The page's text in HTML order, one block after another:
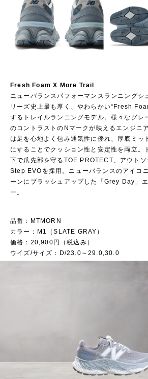
Fresh Foam X More Trail
ニューバランスパフォーマンスランニングシ
リーズ史上最も厚く、やわらかい“Fresh
するトレイルランニングモデル。様々なグレ
のコントラストのNマークが映えるエンジニ
は足を心地よく包み通気性に優れ、厚底ミッ
にすることでクッション性と安定性を両立。
下で爪先部を守るTOE PROTECT、アウト
Step EVOを採用。ニューバランスのアイコ
ーンにブラッシュアップした「Grey Day」
ー。
品番：MTMORN
カラー：M1（SLATE GRAY）
価格：20,900円（税込み）
ウイズ/サイズ：D/23.0～29.0,30.0